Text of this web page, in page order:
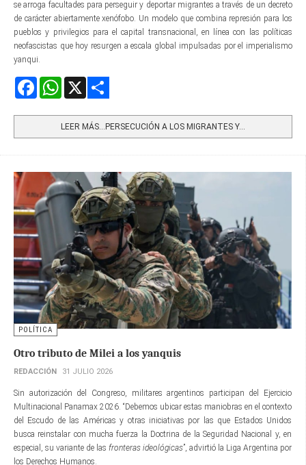
se arroga facultades para perseguir y deportar migrantes a través de un decreto
de carácter abiertamente xenófobo. Un modelo que combina represión para los
pueblos y privilegios para el capital transnacional, en línea con las políticas
neofascistas que hoy resurgen a escala global impulsadas por el imperialismo
yanqui.
FacebookWhatsApp
LEER MÁS…PERSECUCIÓN A LOS MIGRANTES Y...
POLÍTICA
Otro tributo de Milei a los yanquis
REDACCIÓN 31 JULIO 2026
Sin autorización del Congreso, militares argentinos participan del Ejercicio
Multinacional Panamax 2026. “Debemos ubicar estas maniobras en el contexto
del Escudo de las Américas y otras iniciativas por las que Estados Unidos
busca reinstalar con mucha fuerza la Doctrina de la Seguridad Nacional y, en
especial, su variante de las fronteras ideológicas”, advirtió la Liga Argentina por
los Derechos Humanos.